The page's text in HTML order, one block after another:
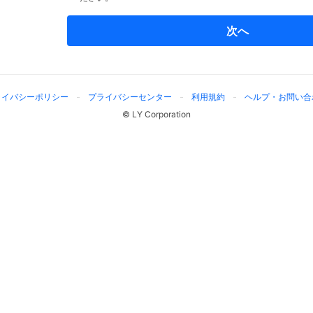
次へ
バシーポリシー プライバシーセンター 利用規約
ヘルプ・お問い
© LY Corporation